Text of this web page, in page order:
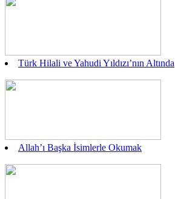
Türk Hilali ve Yahudi Yıldızı’nın Altında
Allah’ı Başka İsimlerle Okumak